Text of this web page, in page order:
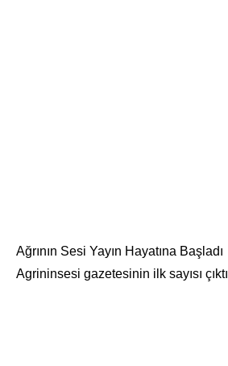
Ağrının Sesi Yayın Hayatına Başladı
Agrininsesi gazetesinin ilk sayısı çıktı